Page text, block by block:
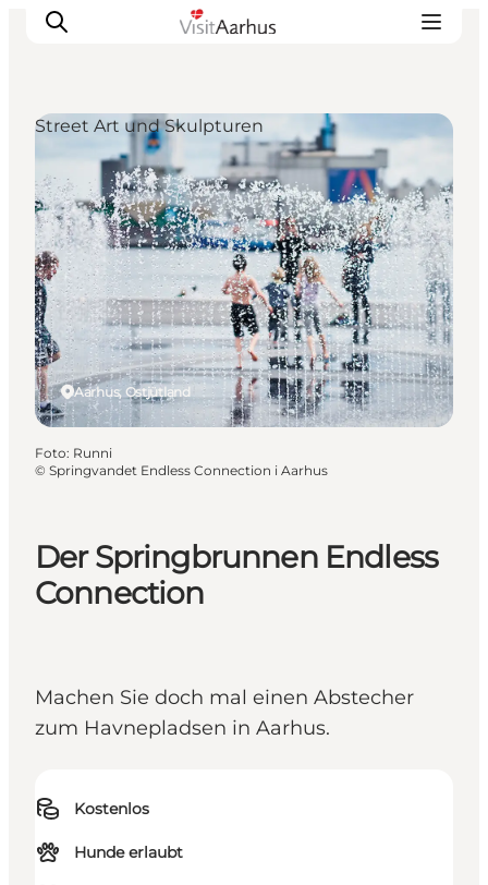
Sehen und erleben
Veranstaltungen
Städte und Regionen
Reiseplanung
Transport
Der Springbrunnen Endless
Connection
Machen Sie doch mal einen Abstecher
zum Havnepladsen in Aarhus.
Kostenlos
Hunde erlaubt
Aarhus, Ostjütland
Street Art und Skulpturen
Foto: Runni
© Springvandet Endless Connection i Aarhus